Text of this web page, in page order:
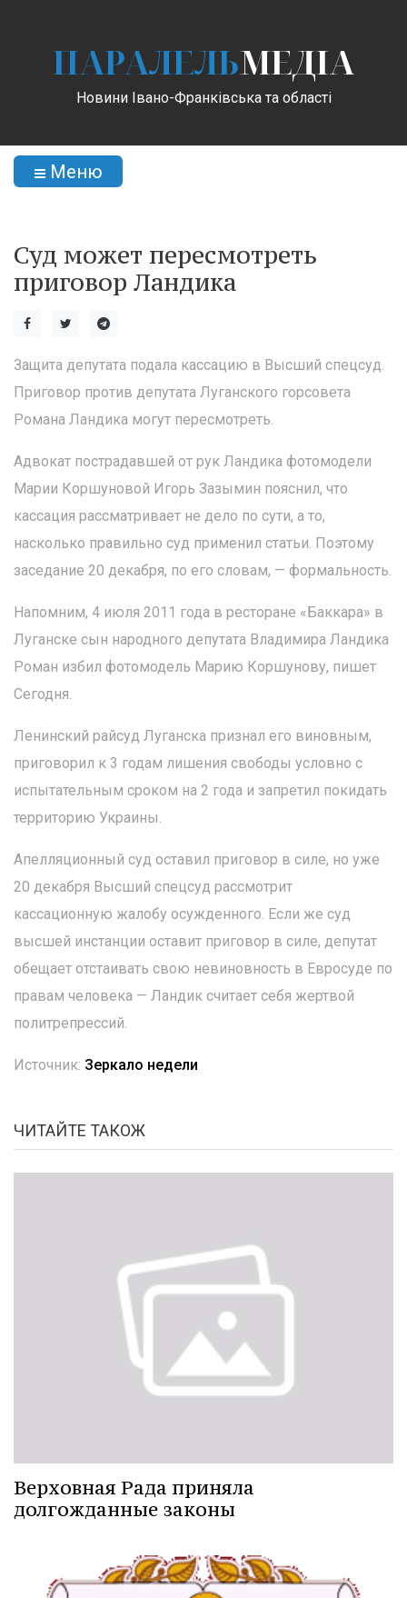
ПАРАЛЕЛЬМЕДІА
Новини Івано-Франківська та області
Меню
Суд может пересмотреть
приговор Ландика
Защита депутата подала кассацию в Высший спецсуд.
Приговор против депутата Луганского горсовета
Романа Ландика могут пересмотреть.
Адвокат пострадавшей от рук Ландика фотомодели
Марии Коршуновой Игорь Зазымин пояснил, что
кассация рассматривает не дело по сути, а то,
насколько правильно суд применил статьи. Поэтому
заседание 20 декабря, по его словам, — формальность.
Напомним, 4 июля 2011 года в ресторане «Баккара» в
Луганске сын народного депутата Владимира Ландика
Роман избил фотомодель Марию Коршунову, пишет
Сегодня.
Ленинский райсуд Луганска признал его виновным,
приговорил к 3 годам лишения свободы условно с
испытательным сроком на 2 года и запретил покидать
территорию Украины.
Апелляционный суд оставил приговор в силе, но уже
20 декабря Высший спецсуд рассмотрит
кассационную жалобу осужденного. Если же суд
высшей инстанции оставит приговор в силе, депутат
обещает отстаивать свою невиновность в Евросуде по
правам человека — Ландик считает себя жертвой
политрепрессий.
Источник: Зеркало недели
ЧИТАЙТЕ ТАКОЖ
Верховная Рада приняла
долгожданные законы